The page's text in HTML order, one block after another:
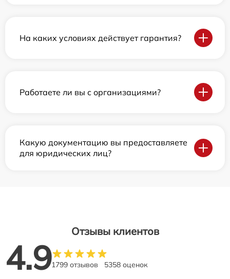
На каких условиях действует гарантия?
Работаете ли вы с организациями?
Какую документацию вы предоставляете
для юридических лиц?
Отзывы клиентов
4.91799 отзывов 5358 оценок